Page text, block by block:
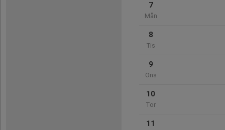
7
Mån
8
Tis
9
Ons
10
Tor
11